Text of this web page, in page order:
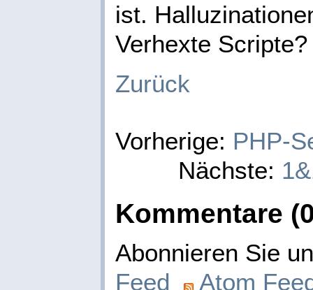
ist.
Verhexte Scripte?
Zurück
Vorherige: PHP-
Nächste:
Kommentare
Abonnieren Sie
Feed
Atom